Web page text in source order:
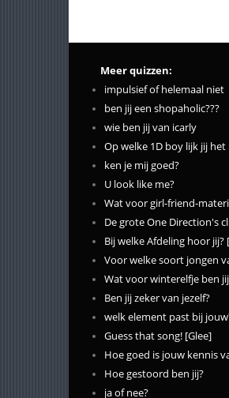
Meer quizzen:
impulsief of helemaal niet
ben jij een shopaholic???
wie ben jij van icarly
Op welke 1D boy lijk jij het
ken je mij goed?
U look like me?
Wat voor girl-friend-
De grote One Direction's
Bij welke Afdeling hoor jij?
Voor welke soort jongen
Wat voor winterelfje ben
Ben jij zeker van jezelf?
welk element past bij
Guess that song! [Glee]
Hoe goed is jouw kennis
Hoe gestoord ben jij?
ja of nee?